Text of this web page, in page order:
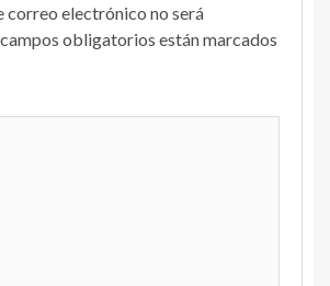
correo electrónico no será
obligatorios están marcados